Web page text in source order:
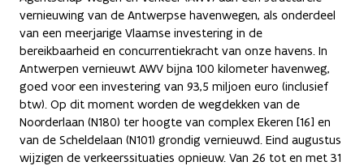
vernieuwing van de Antwerpse havenwegen, als onderdeel
van een meerjarige Vlaamse investering in de
bereikbaarheid en concurrentiekracht van onze havens. In
Antwerpen vernieuwt AWV bijna 100 kilometer havenweg,
goed voor een investering van 93,5 miljoen euro (inclusief
btw). Op dit moment worden de wegdekken van de
Noorderlaan (N180) ter hoogte van complex Ekeren [16] en
van de Scheldelaan (N101) grondig vernieuwd. Eind augustus
wijzigen de verkeerssituaties opnieuw. Van 26 tot en met 31